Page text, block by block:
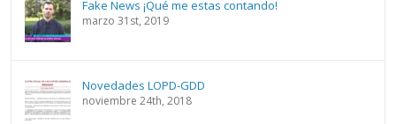
Fake News ¡Qué me estas contando!
marzo 31st, 2019
Novedades LOPD-GDD
noviembre 24th, 2018